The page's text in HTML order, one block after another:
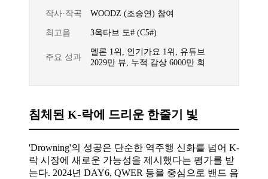
작사·작곡 WOODZ (조승연) 참여
최고음 3옥타브 도# (C5#)
주요 성과
멜론 1위, 인기가요 1위, 유튜브
2029만 뷰, 누적 감상 6000만 회
침체된 K-락에 드리운 한줄기 빛
'Drowning'의 성공은 단순한 역주행 신화를 넘어 K-
락 시장에 새로운 가능성을 제시했다는 평가를 받
는다. 2024년 DAY6, QWER 등을 중심으로 밴드 음